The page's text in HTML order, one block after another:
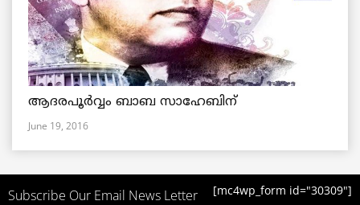
ആദരപൂര്‍വ്വം ബാബ സാഹേബിന്
June 19, 2016
Subscribe Our Email News Letter [mc4wp_form id="30309"]